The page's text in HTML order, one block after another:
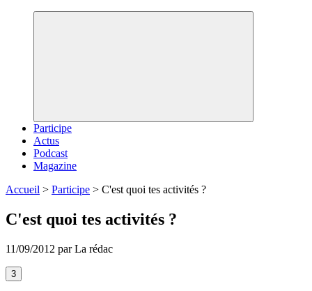
Participe
Actus
Podcast
Magazine
Accueil > Participe > C'est quoi tes activités ?
C'est quoi tes activités ?
11/09/2012 par La rédac
3